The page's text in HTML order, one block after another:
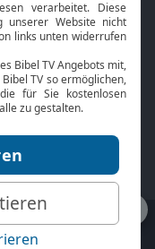
TV-Empfang
Datenschutz